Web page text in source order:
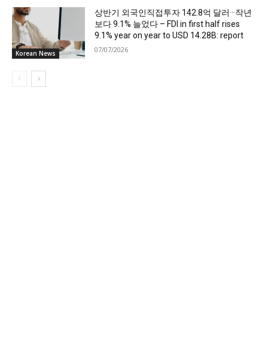
Korean News
상반기 외국인직접투자 142.8억 달러···작년
보다 9.1% 늘었다 – FDI in first half rises
9.1% year on year to USD 14.28B: report
07/07/2026